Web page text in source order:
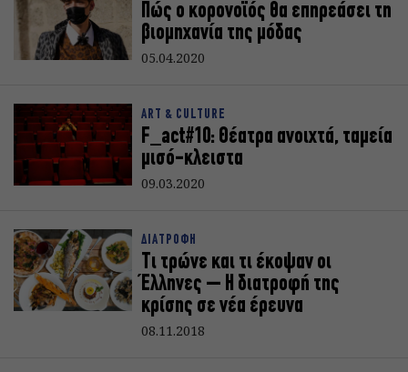
Πώς ο κορονοϊός θα επηρεάσει τη
βιομηχανία της μόδας
05.04.2020
ART & CULTURE
F_act#10: Θέατρα ανοιχτά, ταμεία
μισό-κλειστα
09.03.2020
ΔΙΑΤΡΟΦΗ
Τι τρώνε και τι έκοψαν οι
Έλληνες – Η διατροφή της
κρίσης σε νέα έρευνα
08.11.2018